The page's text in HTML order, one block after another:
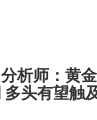
析师：黄
头有望触